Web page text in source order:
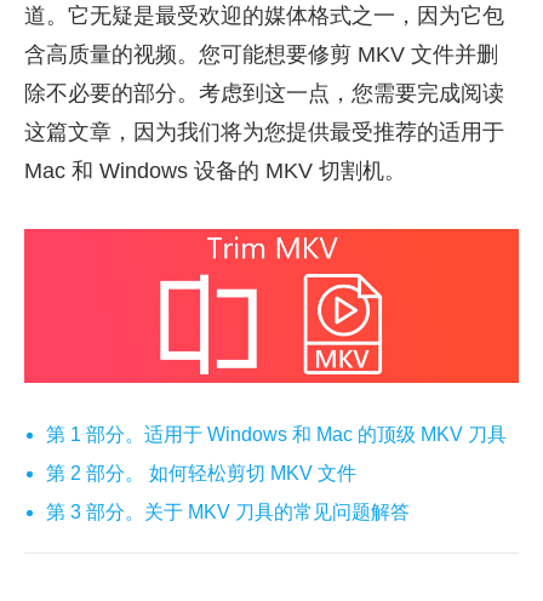
道。它无疑是最受欢迎的媒体格式之一，因为它包
含高质量的视频。您可能想要修剪 MKV 文件并删
除不必要的部分。考虑到这一点，您需要完成阅读
这篇文章，因为我们将为您提供最受推荐的适用于
Mac 和 Windows 设备的 MKV 切割机。
第 1 部分。适用于 Windows 和 Mac 的顶级 MKV 刀具
第 2 部分。 如何轻松剪切 MKV 文件
第 3 部分。关于 MKV 刀具的常见问题解答